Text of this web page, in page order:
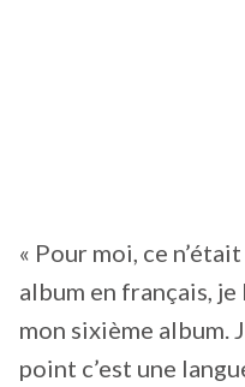
« Pour moi, ce
album en français,
mon sixième album.
point c’est une